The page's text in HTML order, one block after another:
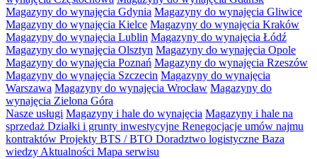
Magazyny do wynajęcia Gdynia Magazyny do wynajęcia Gliwice
Magazyny do wynajęcia Kielce Magazyny do wynajęcia Kraków
Magazyny do wynajęcia Lublin Magazyny do wynajęcia Łódź
Magazyny do wynajęcia Olsztyn Magazyny do wynajęcia Opole
Magazyny do wynajęcia Poznań Magazyny do wynajęcia Rzeszów
Magazyny do wynajęcia Szczecin Magazyny do wynajęcia
Warszawa Magazyny do wynajęcia Wrocław Magazyny do
wynajęcia Zielona Góra
Nasze usługi Magazyny i hale do wynajęcia Magazyny i hale na
sprzedaż Działki i grunty inwestycyjne Renegocjacje umów najmu
kontraktów Projekty BTS / BTO Doradztwo logistyczne Baza
wiedzy Aktualności Mapa serwisu